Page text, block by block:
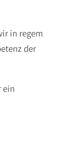
in regem
der
ein